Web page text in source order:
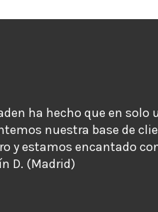
ha hecho que en solo
nuestra base de
y estamos encantado
D. (Madrid)